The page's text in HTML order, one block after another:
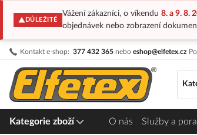
DŮLEŽITÉ
Vážení zákazníci, o víkendu 8. a 9. 8.
objednávek nebo zobrazení
Kontakt e-shop: 377 432 365 nebo eshop@elfetex.cz
Přejít
obsah
Kategorie zboží O nás Služby a